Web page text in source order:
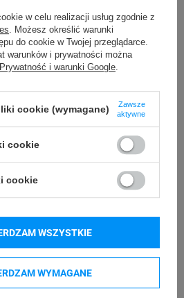
24 miesiące
AIMO
43-400 Cieszyn (Polska)
43-400 Cieszyn (Polska)
Phomemo M221
w celu realizacji usług zgodnie z
. Możesz określić warunki
do cookie w Twojej przeglądarce.
warunków i prywatności można
Prywatność i warunki Google.
cookie (wymagane)
Zawsze
aktywne
cookie
cookie
WYMAGANE
WSZYSTKIE